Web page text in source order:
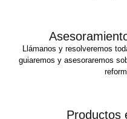
Llámanos y resolveremos
guiaremos y asesoraremos
Productos